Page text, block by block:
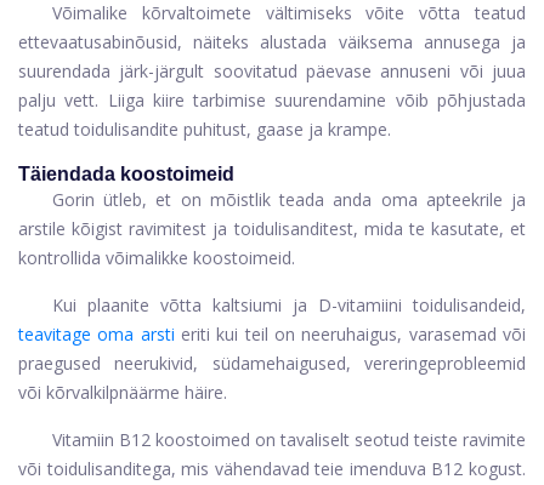
Võimalike kõrvaltoimete vältimiseks võite võtta teatud
ettevaatusabinõusid, näiteks alustada väiksema annusega ja
suurendada järk-järgult soovitatud päevase annuseni või juua
palju vett. Liiga kiire tarbimise suurendamine võib põhjustada
teatud toidulisandite puhitust, gaase ja krampe.
Täiendada koostoimeid
Gorin ütleb, et on mõistlik teada anda oma apteekrile ja
arstile kõigist ravimitest ja toidulisanditest, mida te kasutate, et
kontrollida võimalikke koostoimeid.
Kui plaanite võtta kaltsiumi ja D-vitamiini toidulisandeid,
teavitage oma arsti eriti kui teil on neeruhaigus, varasemad või
praegused neerukivid, südamehaigused, vereringeprobleemid
või kõrvalkilpnäärme häire.
Vitamiin B12 koostoimed on tavaliselt seotud teiste ravimite
või toidulisanditega, mis vähendavad teie imenduva B12 kogust.